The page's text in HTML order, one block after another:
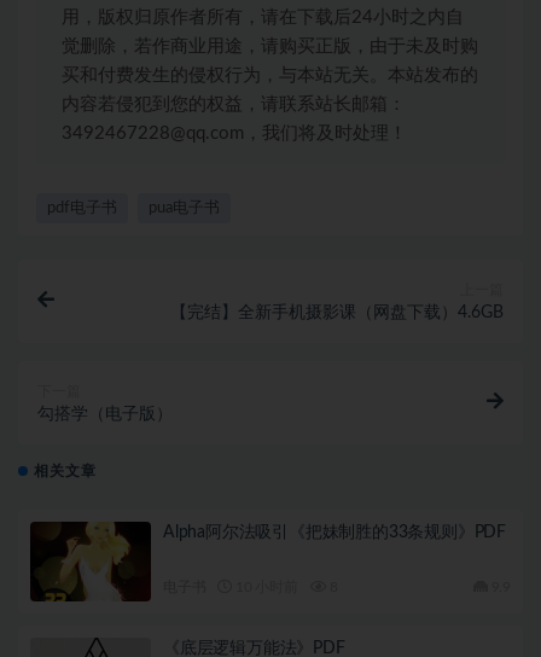
用，版权归原作者所有，请在下载后24小时之内自
觉删除，若作商业用途，请购买正版，由于未及时购
买和付费发生的侵权行为，与本站无关。本站发布的
内容若侵犯到您的权益，请联系站长邮箱：
3492467228@qq.com，我们将及时处理！
pdf电子书 pua电子书
【完结】全新手机摄影课（网盘下载）4.6GB
勾搭学（电子版）
相关文章
Alpha阿尔法吸引《把妹制胜的33条规则》PDF
《底层逻辑万能法》PDF